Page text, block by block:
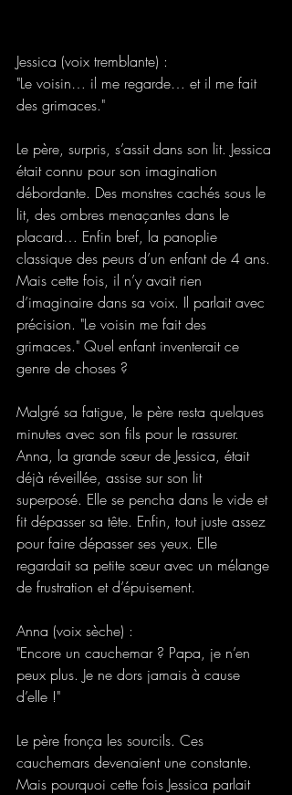
Jessica (voix tremblante) :
"Le voisin… il me regarde… et il me fait
des grimaces."
Le père, surpris, s’assit dans son lit. Jessica
était connu pour son imagination
débordante. Des monstres cachés sous le
lit, des ombres menaçantes dans le
placard… Enfin bref, la panoplie
classique des peurs d’un enfant de 4 ans.
Mais cette fois, il n’y avait rien
d’imaginaire dans sa voix. Il parlait avec
précision. "Le voisin me fait des
grimaces." Quel enfant inventerait ce
genre de choses ?
Malgré sa fatigue, le père resta quelques
minutes avec son fils pour le rassurer.
Anna, la grande sœur de Jessica, était
déjà réveillée, assise sur son lit
superposé. Elle se pencha dans le vide et
fit dépasser sa tête. Enfin, tout juste assez
pour faire dépasser ses yeux. Elle
regardait sa petite sœur avec un mélange
de frustration et d’épuisement.
Anna (voix sèche) :
"Encore un cauchemar ? Papa, je n’en
peux plus. Je ne dors jamais à cause
d’elle !"
Le père fronça les sourcils. Ces
cauchemars devenaient une constante.
Mais pourquoi cette fois Jessica parlait